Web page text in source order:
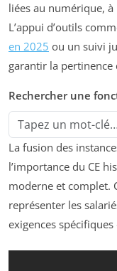
liées au numérique, à
L’appui d’outils
en 2025 ou un suivi
garantir la pertinence
Rechercher une
Filtrer les fonctions
La fusion des
l’importance du CE
moderne et complet.
représenter les
exigences